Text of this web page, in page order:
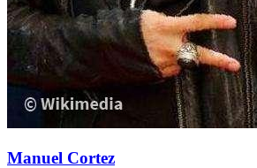
Manuel Cortez